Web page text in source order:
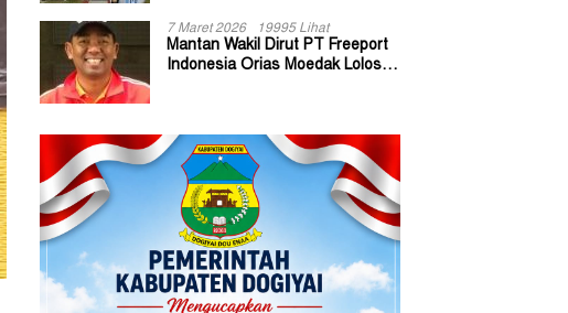
7 Maret 2026 19995 Lihat
Mantan Wakil Dirut PT Freeport
Indonesia Orias Moedak Lolos